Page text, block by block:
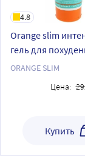
4.8
Orange slim
гель для
ORANGE SLIM
Цена:
Купить